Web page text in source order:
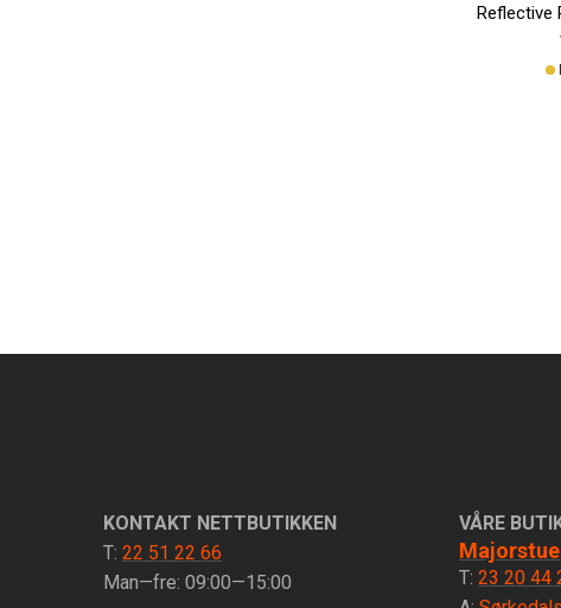
KONTAKT NETTBUTIKKEN
T: 22 51 22 66
Man—fre: 09:00—15:00
VÅRE
T: 23 20 44